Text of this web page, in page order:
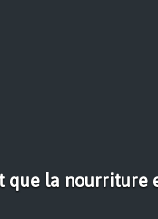
que la nourriture